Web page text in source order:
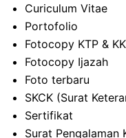
Curiculum Vitae
Portofolio
Fotocopy KTP & KK
Fotocopy Ijazah
Foto terbaru
SKCK (Surat
Sertifikat
Surat Pengalaman